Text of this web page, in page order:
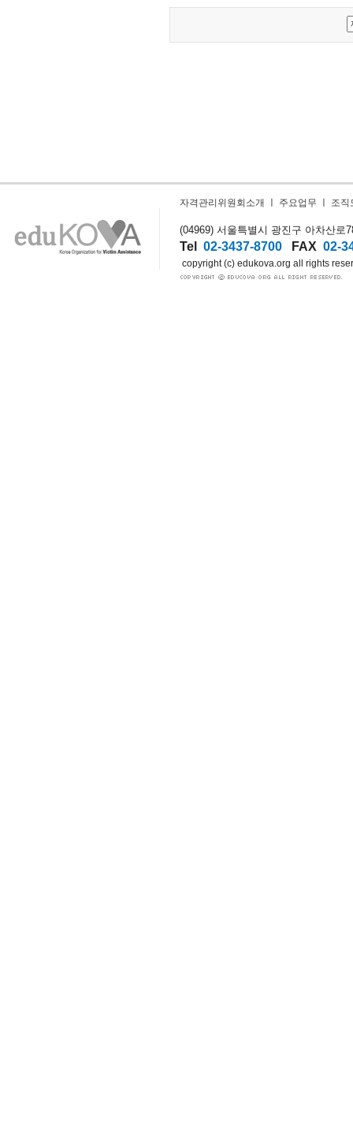
자격관리위원회소개 주요업무 조직
(04969) 서울특별시 광진구 아차산로
Tel 02-3437-8700 FAX 02-
copyright (c) edukova.org all rights